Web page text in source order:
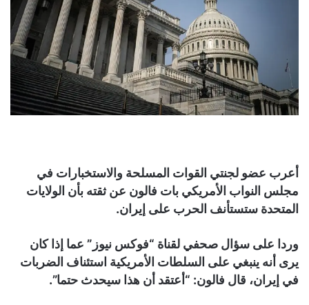
أعرب عضو لجنتي القوات المسلحة والاستخبارات في
مجلس النواب الأمريكي بات فالون عن ثقته بأن الولايات
المتحدة ستستأنف الحرب على إيران.
وردا على سؤال صحفي لقناة “فوكس نيوز” عما إذا كان
يرى أنه ينبغي على السلطات الأمريكية استئناف الضربات
في إيران، قال فالون: “أعتقد أن هذا سيحدث حتما”.